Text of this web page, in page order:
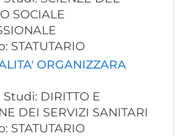
SOCIALE
STATUTARIO
ORGANIZZARA
Studi: DIRITTO E
DEI SERVIZI SANITARI
STATUTARIO